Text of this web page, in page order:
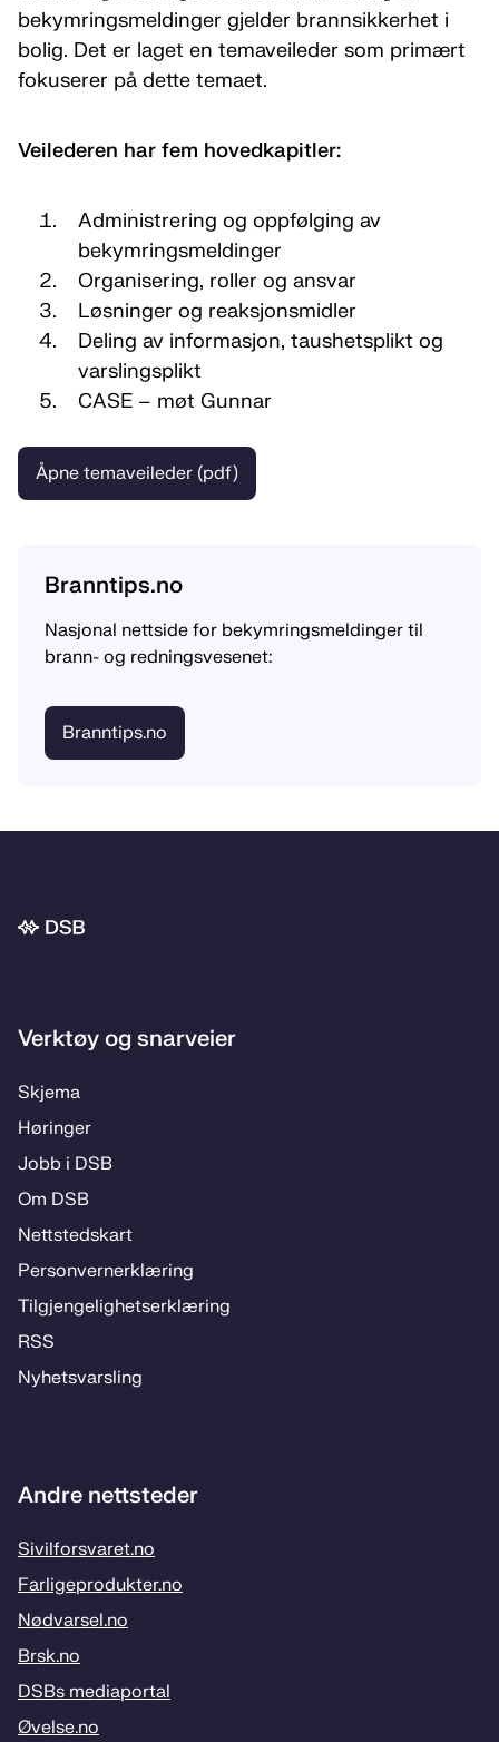
bekymringsmeldinger gjelder brannsikkerhet i
bolig. Det er laget en temaveileder som primært
fokuserer på dette temaet.
Veilederen har fem hovedkapitler:
Administrering og oppfølging av
bekymringsmeldinger
Organisering, roller og ansvar
Løsninger og reaksjonsmidler
Deling av informasjon, taushetsplikt og
varslingsplikt
CASE – møt Gunnar
Åpne temaveileder (pdf)
Branntips.no
Nasjonal nettside for bekymringsmeldinger til
brann- og redningsvesenet:
Branntips.no
Bunnområde
Verktøy og snarveier
Skje­­ma
Hø­rin­­ger
Jobb i DSB
Om DSB
Nett­steds­­kart
Per­­son­ver­n­er­klæ­­ring
Til­­­gjen­­ge­­lig­hets­­er­klæ­­ring
RSS
Ny­hets­­vars­­ling
Andre nettsteder
Sivilforsvaret.no
Farligeprodukter.no
Nødvarsel.no
Brsk.no
DSBs mediaportal
Øvelse.no